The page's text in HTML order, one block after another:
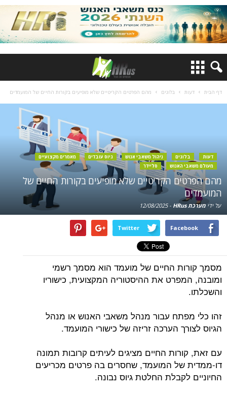
דף הבית דעות בלוגים מהם הפרטים הקריטיים שלא מופיעים בקורות החיים של המועמדים
דעות בלוגים ניהול משאבי אנוש גיוס עובדים
מאמרים מקצועיים
מעולם משאבי האנוש
סליידר
מהם הפרטים הקריטיים שלא מופיעים בקורות החיים של
המועמדים
על ידי מערכת HRus -
12/08/2025
Facebook
Twitter
מסמך קורות החיים של מועמד הוא מסמך רשמי
ומובנה, המפרט את ההיסטוריה המקצועית, כישוריו
והשכלתו.
זהו כלי מפתח עבור מנהל משאבי האנוש או מנהל
הגיוס לצורך הערכה זריזה של כישורי המועמד.
עם זאת, קורות החיים מציגים לעיתים קרובות תמונה
דו-ממדית של המועמד, שחסרים בה פרטים מכריעים
החיוניים לקבלת החלטת גיוס נבונה.